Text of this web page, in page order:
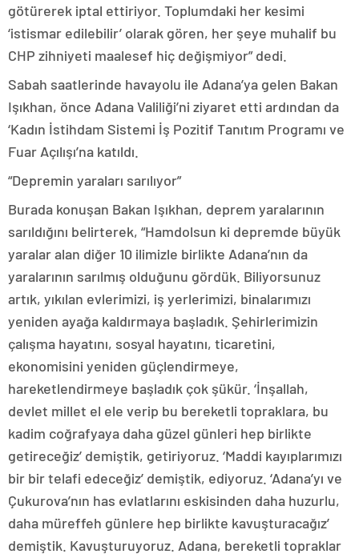
götürerek iptal ettiriyor. Toplumdaki her kesimi
‘istismar edilebilir’ olarak gören, her şeye muhalif bu
CHP zihniyeti maalesef hiç değişmiyor” dedi.
Sabah saatlerinde havayolu ile Adana’ya gelen Bakan
Işıkhan, önce Adana Valiliği’ni ziyaret etti ardından da
‘Kadın İstihdam Sistemi İş Pozitif Tanıtım Programı ve
Fuar Açılışı’na katıldı.
“Depremin yaraları sarılıyor”
Burada konuşan Bakan Işıkhan, deprem yaralarının
sarıldığını belirterek, “Hamdolsun ki depremde büyük
yaralar alan diğer 10 ilimizle birlikte Adana’nın da
yaralarının sarılmış olduğunu gördük. Biliyorsunuz
artık, yıkılan evlerimizi, iş yerlerimizi, binalarımızı
yeniden ayağa kaldırmaya başladık. Şehirlerimizin
çalışma hayatını, sosyal hayatını, ticaretini,
ekonomisini yeniden güçlendirmeye,
hareketlendirmeye başladık çok şükür. ‘İnşallah,
devlet millet el ele verip bu bereketli topraklara, bu
kadim coğrafyaya daha güzel günleri hep birlikte
getireceğiz’ demiştik, getiriyoruz. ‘Maddi kayıplarımızı
bir bir telafi edeceğiz’ demiştik, ediyoruz. ‘Adana’yı ve
Çukurova’nın has evlatlarını eskisinden daha huzurlu,
daha müreffeh günlere hep birlikte kavuşturacağız’
demiştik. Kavuşturuyoruz. Adana, bereketli topraklar